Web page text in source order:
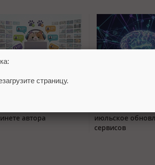
автора
июльское
сервисов
страницу.